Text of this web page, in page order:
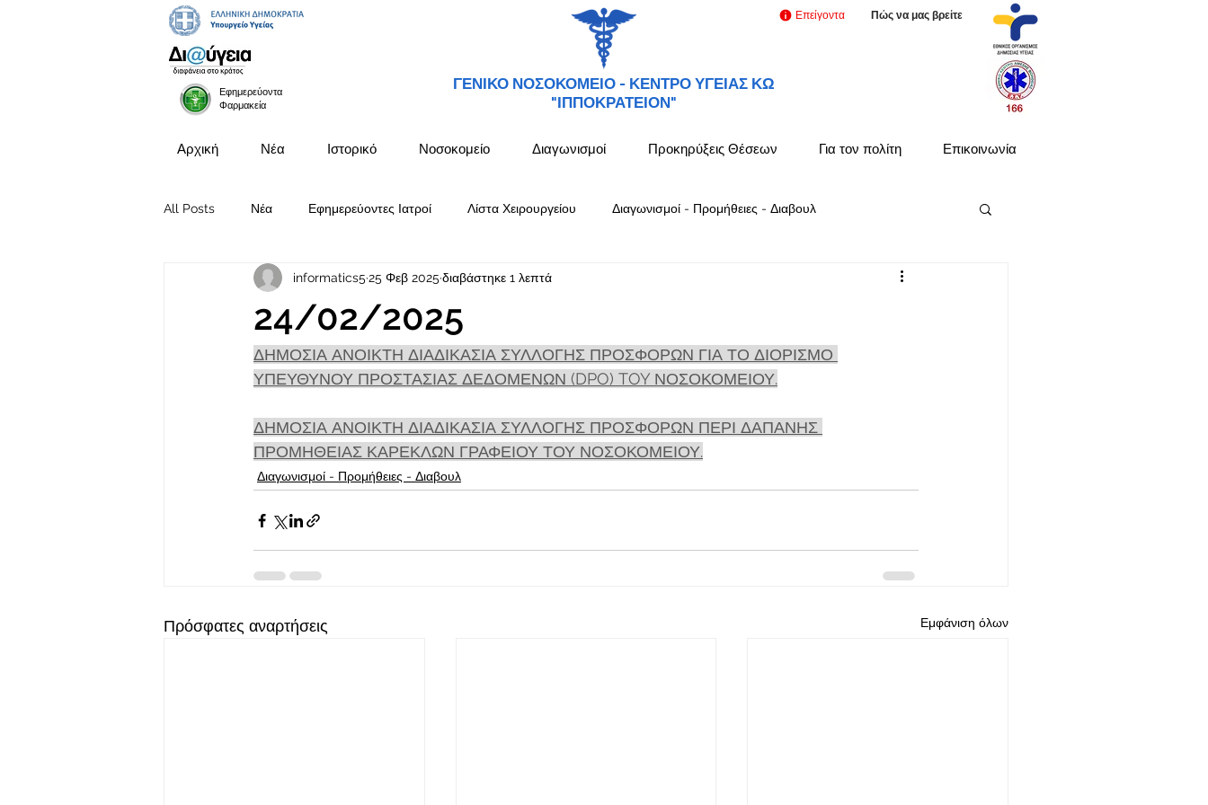
Εφημερεύοντα
Φαρμακεία
ΓΕΝΙΚΟ ΝΟΣΟΚΟΜΕΙΟ - ΚΕΝΤΡΟ ΥΓΕΙΑΣ ΚΩ
"ΙΠΠΟΚΡΑΤΕΙΟΝ"
Επείγοντα Πώς να μας βρείτε
Αρχική Νέα Ιστορικό Νοσοκομείο Διαγωνισμοί Προκηρύξεις Θέσεων Για τον πολίτη Επικοινωνία
All Posts Νέα Εφημερεύοντες Ιατροί Λίστα Χειρουργείου Διαγωνισμοί - Προμήθειες - Διαβουλ
Προκηρύξεις Θέσεων
24/02/2025
informatics5 25 Φεβ 2025 διαβάστηκε 1 λεπτά
ΔΗΜΟΣΙΑ ΑΝΟΙΚΤΗ ΔΙΑΔΙΚΑΣΙΑ ΣΥΛΛΟΓΗΣ ΠΡΟΣΦΟΡΩΝ ΓΙΑ ΤΟ ΔΙΟΡΙΣΜΟ
ΥΠΕΥΘΥΝΟΥ ΠΡΟΣΤΑΣΙΑΣ ΔΕΔΟΜΕΝΩΝ (DPO) TOY ΝΟΣΟΚΟΜΕΙΟΥ.
ΔΗΜΟΣΙΑ ΑΝΟΙΚΤΗ ΔΙΑΔΙΚΑΣΙΑ ΣΥΛΛΟΓΗΣ ΠΡΟΣΦΟΡΩΝ ΠΕΡΙ ΔΑΠΑΝΗΣ
ΠΡΟΜΗΘΕΙΑΣ ΚΑΡΕΚΛΩΝ ΓΡΑΦΕΙΟΥ ΤΟΥ ΝΟΣΟΚΟΜΕΙΟΥ.
Διαγωνισμοί - Προμήθειες - Διαβουλ
Πρόσφατες αναρτήσεις Εμφάνιση όλων